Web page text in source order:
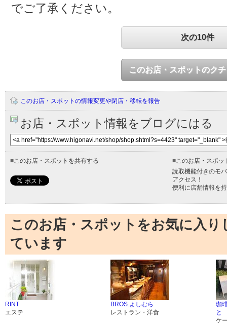
でご了承ください。
次の10件
このお店・スポットのク
このお店・スポットの情報変更や閉店・移転を報告
お店・スポット情報をブログにはる
■このお店・スポットを共有する ■このお店・スポッ
読取機能付きのモ
アクセス！
便利に店舗情報を
このお店・スポットをお気に入
ています
RINT
エステ
BROS.よしむら
レストラン・洋食
珈
と
ケ